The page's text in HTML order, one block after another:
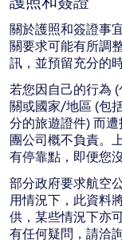
關於護照和簽證事
關要求可能有所調
訊，並預留充分的
若您因自己的行為
關或國家/地區 (包
分的旅遊證件) 而
團公司概不負責。
有停靠點，即便您
部分政府要求航空
用情況下，此資料
供，某些情況下亦
有任何疑問，請洽